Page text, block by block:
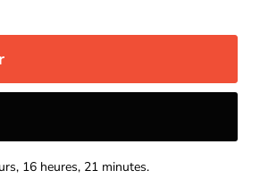
16 heures, 21 minutes.